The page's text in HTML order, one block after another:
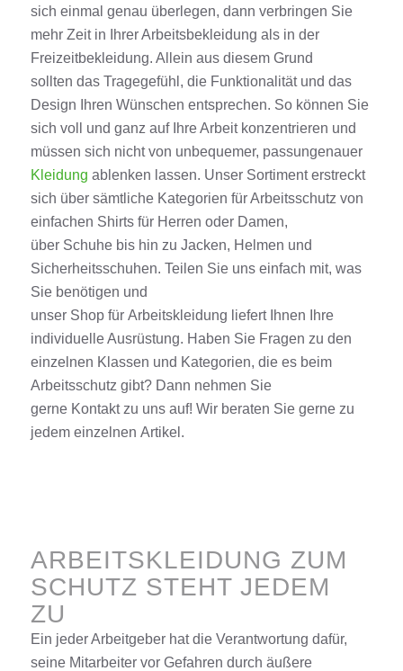
sich einmal genau überlegen, dann verbringen Sie
mehr Zeit in Ihrer Arbeitsbekleidung als in der
Freizeitbekleidung. Allein aus diesem Grund
sollten das Tragegefühl, die Funktionalität und das
Design Ihren Wünschen entsprechen. So können Sie
sich voll und ganz auf Ihre Arbeit konzentrieren und
müssen sich nicht von unbequemer, passungenauer
Kleidung ablenken lassen. Unser Sortiment erstreckt
sich über sämtliche Kategorien für Arbeitsschutz von
einfachen Shirtsfür Herren oder Damen,
über Schuhebis hin zu Jacken, Helmen und
Sicherheitsschuhen. Teilen Sie uns einfach mit, was
Sie benötigen und
unser Shopfür Arbeitskleidung liefert Ihnen Ihre
individuelle Ausrüstung. Haben Sie Fragen zu den
einzelnen Klassen und Kategorien, die es beim
Arbeitsschutz gibt? Dann nehmen Sie
gerne Kontaktzu uns auf! Wir beraten Sie gerne zu
jedem einzelnen Artikel .
ARBEITSKLEIDUNG ZUM
SCHUTZ STEHT JEDEM
ZU
Ein jeder Arbeitgeber hat die Verantwortung dafür,
seine Mitarbeiter vor Gefahren durch äußere